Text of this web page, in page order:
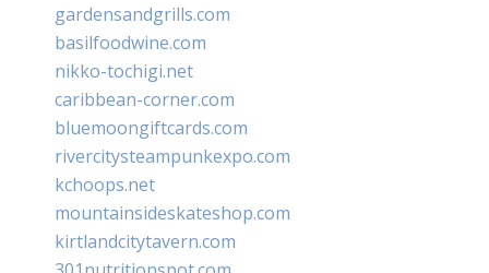
gardensandgrills.com
basilfoodwine.com
nikko-tochigi.net
caribbean-corner.com
bluemoongiftcards.com
rivercitysteampunkexpo.com
kchoops.net
mountainsideskateshop.com
kirtlandcitytavern.com